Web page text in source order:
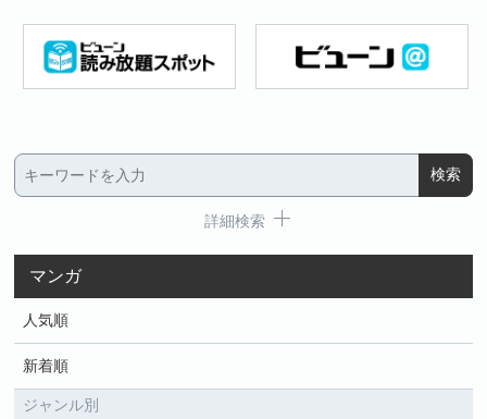
詳細検索
マンガ
人気順
新着順
ジャンル別